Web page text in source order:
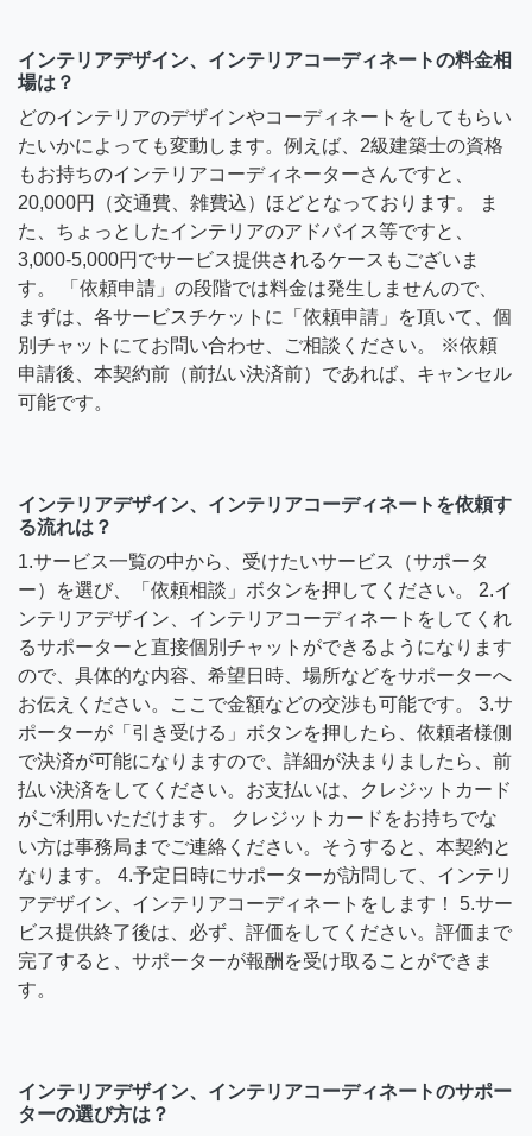
インテリアデザイン、インテリアコーディネートの料金相
場は？
どのインテリアのデザインやコーディネートをしてもらい
たいかによっても変動します。例えば、2級建築士の資格
もお持ちのインテリアコーディネーターさんですと、
20,000円（交通費、雑費込）ほどとなっております。 ま
た、ちょっとしたインテリアのアドバイス等ですと、
3,000-5,000円でサービス提供されるケースもございま
す。 「依頼申請」の段階では料金は発生しませんので、
まずは、各サービスチケットに「依頼申請」を頂いて、個
別チャットにてお問い合わせ、ご相談ください。 ※依頼
申請後、本契約前（前払い決済前）であれば、キャンセル
可能です。
インテリアデザイン、インテリアコーディネートを依頼す
る流れは？
1.サービス一覧の中から、受けたいサービス（サポータ
ー）を選び、「依頼相談」ボタンを押してください。 2.イ
ンテリアデザイン、インテリアコーディネートをしてくれ
るサポーターと直接個別チャットができるようになります
ので、具体的な内容、希望日時、場所などをサポーターへ
お伝えください。ここで金額などの交渉も可能です。 3.サ
ポーターが「引き受ける」ボタンを押したら、依頼者様側
で決済が可能になりますので、詳細が決まりましたら、前
払い決済をしてください。お支払いは、クレジットカード
がご利用いただけます。 クレジットカードをお持ちでな
い方は事務局までご連絡ください。そうすると、本契約と
なります。 4.予定日時にサポーターが訪問して、インテリ
アデザイン、インテリアコーディネートをします！ 5.サー
ビス提供終了後は、必ず、評価をしてください。評価まで
完了すると、サポーターが報酬を受け取ることができま
す。
インテリアデザイン、インテリアコーディネートのサポー
ターの選び方は？